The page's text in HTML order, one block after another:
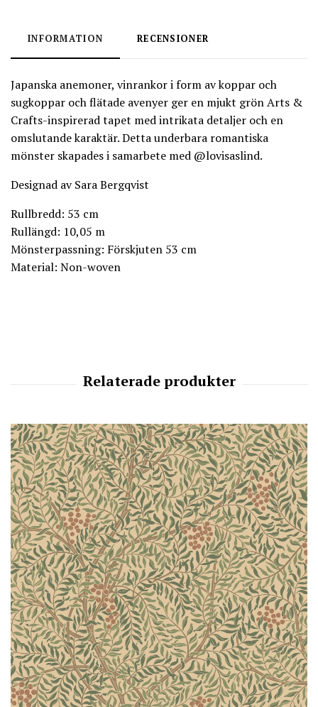
INFORMATION RECENSIONER
Japanska anemoner, vinrankor i form av koppar och
sugkoppar och flätade avenyer ger en mjukt grön Arts &
Crafts-inspirerad tapet med intrikata detaljer och en
omslutande karaktär. Detta underbara romantiska
mönster skapades i samarbete med @lovisaslind.
Designad av Sara Bergqvist
Rullbredd: 53 cm
Rullängd: 10,05 m
Mönsterpassning: Förskjuten 53 cm
Material: Non-woven